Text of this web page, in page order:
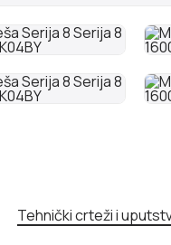
Tehnički crteži i